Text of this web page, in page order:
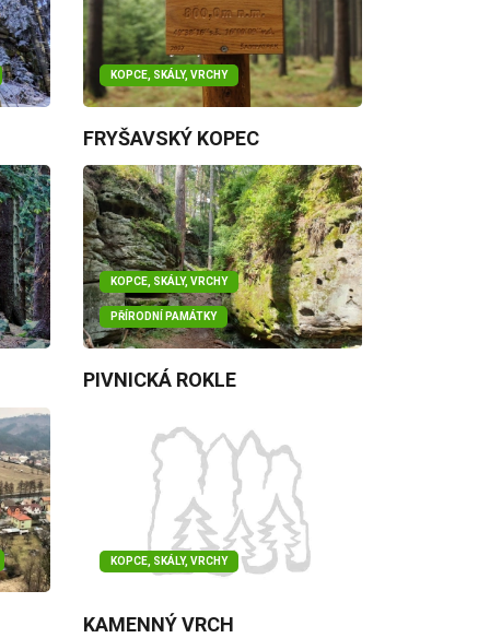
KOPCE, SKÁLY, VRCHY
FRYŠAVSKÝ KOPEC
KOPCE, SKÁLY, VRCHY
PŘÍRODNÍ PAMÁTKY
PIVNICKÁ ROKLE
KOPCE, SKÁLY, VRCHY
KAMENNÝ VRCH